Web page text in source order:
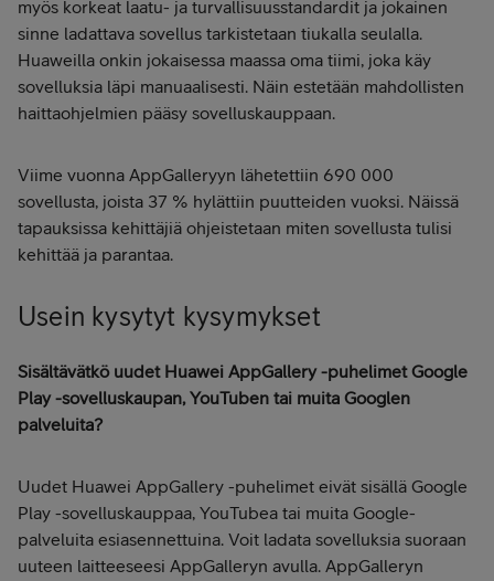
myös korkeat laatu- ja turvallisuusstandardit ja jokainen
sinne ladattava sovellus tarkistetaan tiukalla seulalla.
Huaweilla onkin jokaisessa maassa oma tiimi, joka käy
sovelluksia läpi manuaalisesti. Näin estetään mahdollisten
haittaohjelmien pääsy sovelluskauppaan.
Viime vuonna AppGalleryyn lähetettiin 690 000
sovellusta, joista 37 % hylättiin puutteiden vuoksi. Näissä
tapauksissa kehittäjiä ohjeistetaan miten sovellusta tulisi
kehittää ja parantaa.
Usein kysytyt kysymykset
Sisältävätkö uudet Huawei AppGallery -puhelimet Google
Play -sovelluskaupan, YouTuben tai muita Googlen
palveluita?
Uudet Huawei AppGallery -puhelimet eivät sisällä Google
Play -sovelluskauppaa, YouTubea tai muita Google-
palveluita esiasennettuina. Voit ladata sovelluksia suoraan
uuteen laitteeseesi AppGalleryn avulla. AppGalleryn